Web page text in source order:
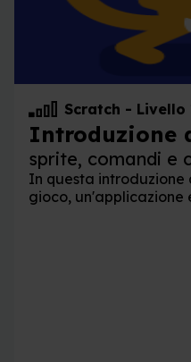
Scratch - Livello
Introduzione
sprite, comandi e
In questa introduzione
gioco, un'applicazione